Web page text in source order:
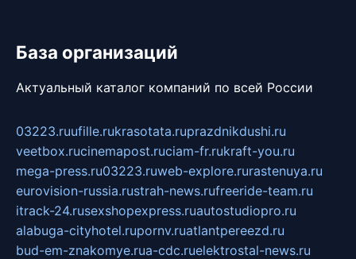
База организаций
Актуальный каталог компаний по всей России
03223.ruufille.rukrasotata.ruprazdnikdushi.ru
veetbox.rucinemapost.ruciam-fr.rukraft-you.ru
mega-press.ru03223.ruweb-explore.rurastenuya.ru
eurovision-russia.rustrah-news.rufreeride-team.ru
itrack-24.rusexshopexpress.ruautostudiopro.ru
alabuga-cityhotel.rupornv.ruatlantpereezd.ru
bud-em-znakomye.rua-cdc.ruelektrostal-news.ru